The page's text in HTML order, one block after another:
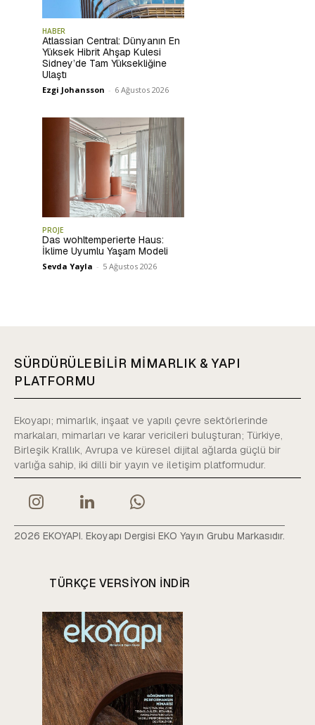
HABER
Atlassian Central: Dünyanın En
Yüksek Hibrit Ahşap Kulesi
Sidney’de Tam Yüksekliğine
Ulaştı
Ezgi Johansson - 6 Ağustos 2026
PROJE
Das wohltemperierte Haus:
İklime Uyumlu Yaşam Modeli
Sevda Yayla - 5 Ağustos 2026
SÜRDÜRÜLEBİLİR MİMARLIK & YAPI
PLATFORMU
Ekoyapı; mimarlık, inşaat ve yapılı çevre sektörlerinde
markaları, mimarları ve karar vericileri buluşturan; Türkiye,
Birleşik Krallık, Avrupa ve küresel dijital ağlarda güçlü bir
varlığa sahip, iki dilli bir yayın ve iletişim platformudur.
2026 EKOYAPI. Ekoyapı Dergisi EKO Yayın Grubu Markasıdır.
TÜRKÇE VERSIYON INDIR